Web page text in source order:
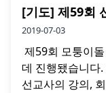
[기도] 제59회
2019-07-03
제59회 모퉁이
데 진행됐습니다
선교사의 강의,